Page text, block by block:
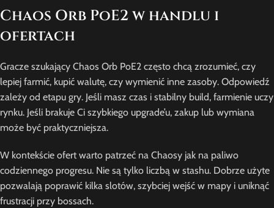
Chaos Orb PoE2 w handlu i
ofertach
Gracze szukający Chaos Orb PoE2 często chcą zrozumieć, czy
lepiej farmić, kupić walutę, czy wymienić inne zasoby. Odpowiedź
zależy od etapu gry. Jeśli masz czas i stabilny build, farmienie uczy
rynku. Jeśli brakuje Ci szybkiego upgrade’u, zakup lub wymiana
może być praktyczniejsza.
W kontekście ofert warto patrzeć na Chaosy jak na paliwo
codziennego progresu. Nie są tylko liczbą w stashu. Dobrze użyte
pozwalają poprawić kilka slotów, szybciej wejść w mapy i uniknąć
frustracji przy bossach.